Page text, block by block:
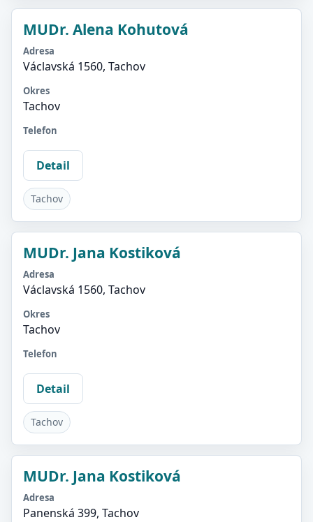
MUDr. Alena Kohutová
Adresa
Václavská 1560, Tachov
Okres
Tachov
Telefon
Detail
Tachov
MUDr. Jana Kostiková
Adresa
Václavská 1560, Tachov
Okres
Tachov
Telefon
Detail
Tachov
MUDr. Jana Kostiková
Adresa
Panenská 399, Tachov